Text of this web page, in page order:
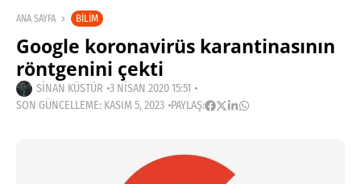
ANA SAYFA BILIM
Google koronavirüs karantinasının
röntgenini çekti
SINAN KÜSTÜR 3 NISAN 2020 15:51
SON GÜNCELLEME: KASIM 5, 2023 PAYLAŞ: